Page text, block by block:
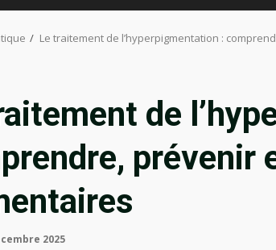
Le traitement de l’hyperpigmentation :
de
prévenir
2025